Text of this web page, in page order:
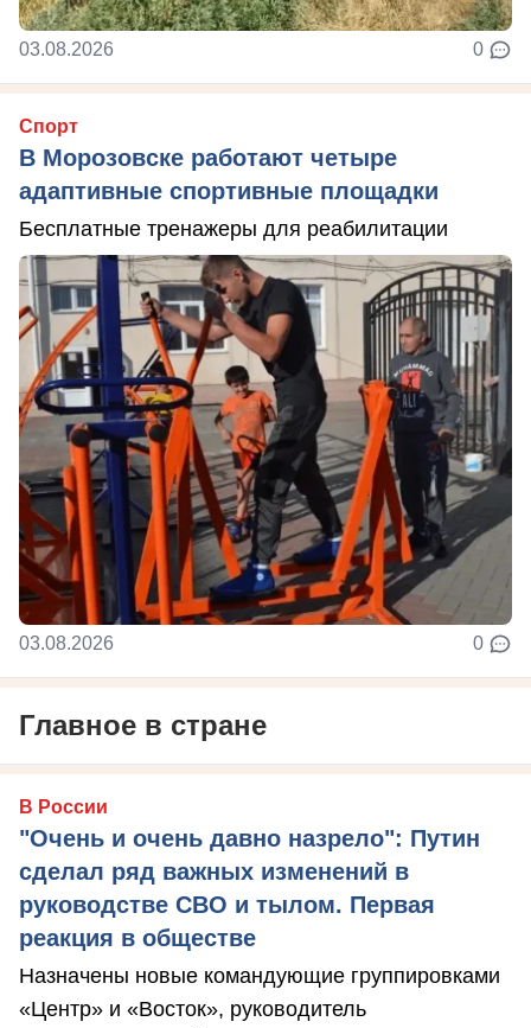
03.08.2026 0
Спорт
В Морозовске работают четыре
адаптивные спортивные площадки
Бесплатные тренажеры для реабилитации
03.08.2026 0
Главное в стране
В России
"Очень и очень давно назрело": Путин
сделал ряд важных изменений в
руководстве СВО и тылом. Первая
реакция в обществе
Назначены новые командующие группировками
«Центр» и «Восток», руководитель